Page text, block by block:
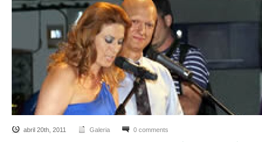
abril 20th, 2011 Galeria 0 comments